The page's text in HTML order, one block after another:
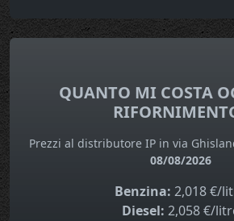
QUANTO MI COSTA
Prezzi al distributore IP in via
08/08/2026
Benzina: 2,018 €/
Diesel: 2,058 €/